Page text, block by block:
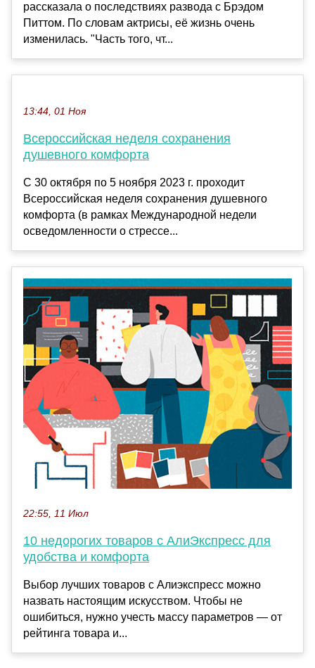
рассказала о последствиях развода с Брэдом
Питтом. По словам актрисы, её жизнь очень
изменилась. "Часть того, чт...
13:44, 01 Ноя
Всероссийская неделя сохранения
душевного комфорта
С 30 октября по 5 ноября 2023 г. проходит
Всероссийская неделя сохранения душевного
комфорта (в рамках Международной недели
осведомленности о стрессе...
22:55, 11 Июл
10 недорогих товаров с АлиЭкспресс для
удобства и комфорта
Выбор лучших товаров с Алиэкспресс можно
назвать настоящим искусством. Чтобы не
ошибиться, нужно учесть массу параметров — от
рейтинга товара и...